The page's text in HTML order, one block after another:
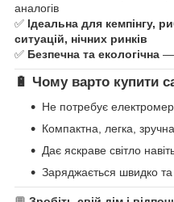
аналогів
✅ Ідеальна для кемпінгу,
ситуацій, нічних ринків
✅ Безпечна та екологічна —
🔋 Чому варто купити
Не потребує
Компактна, легка,
Дає яскраве світло
Заряджається швидко